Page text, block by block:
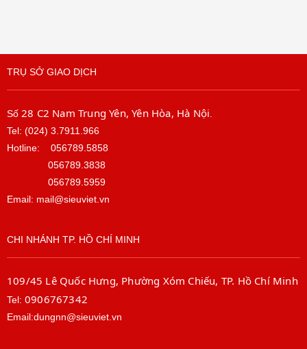
TRỤ SỞ GIAO DỊCH
Số 28 C2 Nam Trung Yên, Yên Hòa, Hà Nội.
Tel: (024) 3.7911.966
Hotline: 056789.5858
056789.3838
056789.5959
Email: mail@sieuviet.vn
CHI NHÁNH TP. HỒ CHÍ MINH
109/45 Lê Quốc Hưng, Phường Xóm Chiếu, TP. Hồ Chí Minh
Tel: 0906767342
Email:dungnn@sieuviet.vn